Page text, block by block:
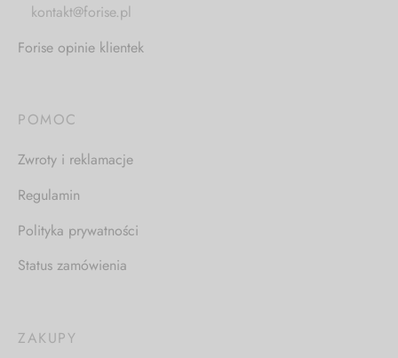
kontakt@forise.pl
Forise opinie klientek
POMOC
Zwroty i reklamacje
Regulamin
Polityka prywatności
Status zamówienia
ZAKUPY